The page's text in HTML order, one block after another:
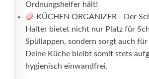
Ordnungshelfer hält!
KÜCHEN ORGANIZER - Der
Halter bietet nicht nur Platz für
Spüllappen, sondern sorgt auch
Deine Küche bleibt somit stets
hygienisch einwandfrei.